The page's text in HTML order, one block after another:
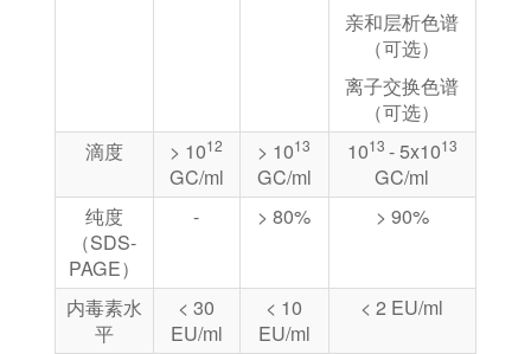
亲和层析色谱
（可选）
离子交换色谱
（可选）
滴度
> 1012
GC/ml
> 1013
GC/ml
1013 - 5x1013
GC/ml
纯度
（SDS-
PAGE）
- > 80% > 90%
内毒素水
平
< 30
EU/ml
< 10
EU/ml
< 2 EU/ml